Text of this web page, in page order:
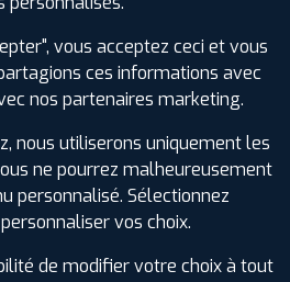
:B
:B
vous acceptez ceci et vous
ces informations avec
nos partenaires marketing.
nous utiliserons uniquement les
ne pourrez malheureusement
personnalisé. Sélectionnez
vos choix.
de modifier votre choix à tout